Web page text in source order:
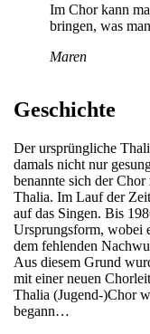
Im Chor kann
bringen, was
Maren
Geschichte
Der ursprüngliche
damals nicht nur
benannte sich der
Thalia. Im Lauf der
auf das Singen. Bis
Ursprungsform, wobei
dem fehlenden
Aus diesem Grund
mit einer neuen
Thalia (Jugend-)Chor
begann…